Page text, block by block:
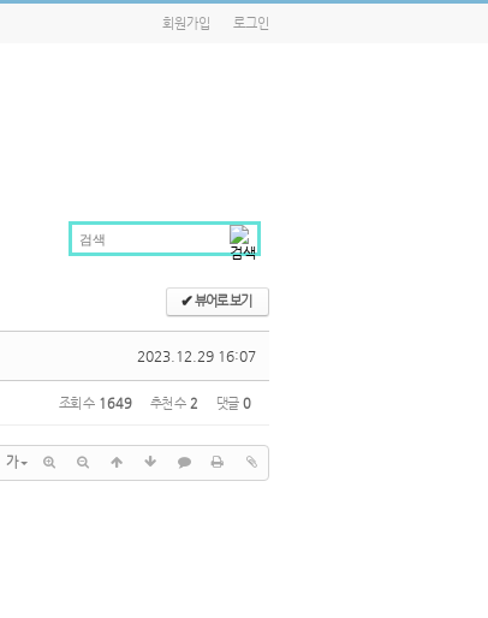
회원가입 로그인
✔뷰어로 보기
2023.12.29 16:07
조회 수 1649 추천 수 2 댓글 0
가